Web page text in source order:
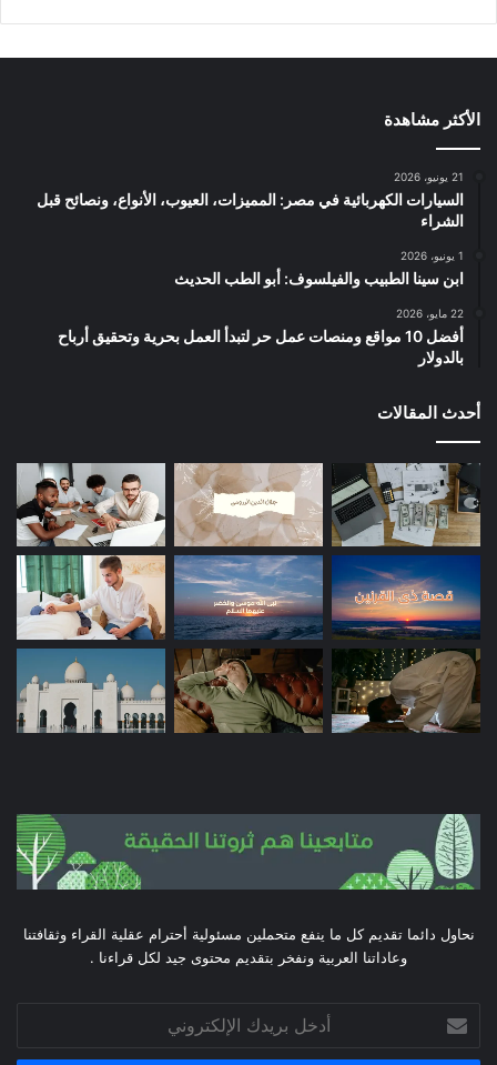
الأكثر مشاهدة
21 يونيو، 2026
السيارات الكهربائية في مصر: المميزات، العيوب، الأنواع، ونصائح قبل
الشراء
1 يونيو، 2026
ابن سينا الطبيب والفيلسوف: أبو الطب الحديث
22 مايو، 2026
أفضل 10 مواقع ومنصات عمل حر لتبدأ العمل بحرية وتحقيق أرباح
بالدولار
أحدث المقالات
نحاول دائما تقديم كل ما ينفع متحملين مسئولية أحترام عقلية القراء وثقافتنا
وعاداتنا العربية ونفخر بتقديم محتوى جيد لكل قراءنا .
بريدك
الإلكتروني